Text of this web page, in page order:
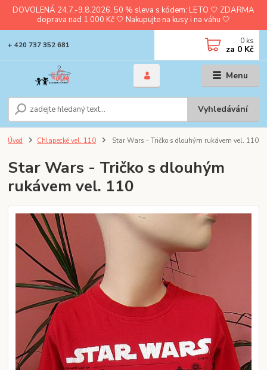
DOVOLENÁ 24.7.-9.8.2026. 50 % sleva s kódem: LETO 🤍 ZDARMA
doprava nad 1 000 Kč 🤍 Nakupujte na kusy i na váhu 🤍
Menu
Vyhledávání
+ 420 737 352 681 0 ks
za 0 Kč
Úvod Chlapecké vel. 110 Star Wars - Tričko s dlouhým rukávem vel. 110
Star Wars - Tričko s dlouhým
rukávem vel. 110